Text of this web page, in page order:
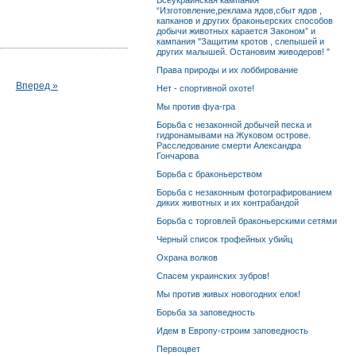
Вперед »
“Изготовление,реклама ядов,сбыт ядов ,
капканов и других браконьерских способов
добычи животных карается Законом” и
кампания "Защитим кротов , слепышей и
других малышей. Остановим живодеров! "
Права природы и их лоббирование
Нет - спортивной охоте!
Мы против фуа-гра
Борьба с незаконной добычей песка и
гидронамывами на Жуковом острове.
Расследование смерти Александра
Гончарова
Борьба с браконьерством
Борьба с незаконным фотографированием
диких животных и их контрабандой
Борьба с торговлей браконьерскими сетями
Черный список трофейных убийц
Охрана волков
Спасем украинских зубров!
Мы против живых новогодних елок!
Борьба за заповедность
Идем в Европу-строим заповедность
Первоцвет